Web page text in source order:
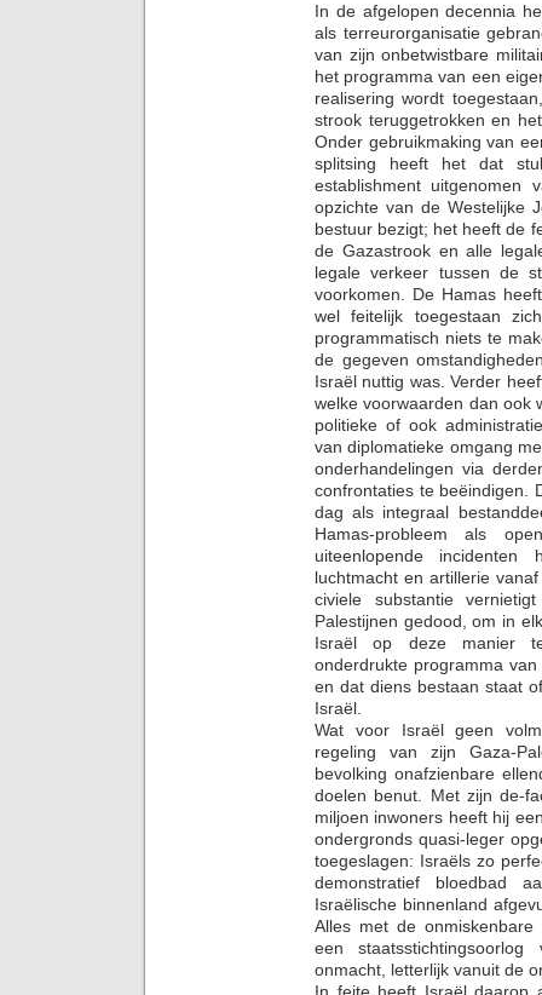
In de afgelopen decennia
als terreurorganisatie
van zijn onbetwistbare
het programma van een
realisering wordt
strook teruggetrokken en
Onder gebruikmaking van
splitsing heeft het dat
establishment uitgenomen
opzichte van de Westelijke
bestuur bezigt; het heeft de
de Gazastrook en alle
legale verkeer tussen de
voorkomen. De Hamas
wel feitelijk toegestaan
programmatisch niets te
de gegeven
Israël nuttig was. Verder
welke voorwaarden dan ook
politieke of ook
van diplomatieke omgang
onderhandelingen via
confrontaties te beëindigen.
dag als integraal
Hamas-probleem als
uiteenlopende
luchtmacht en artillerie
civiele substantie
Palestijnen gedood, om in
Israël op deze manier
onderdrukte programma
en dat diens bestaan staat
Israël.
Wat voor Israël geen
regeling van zijn Gaza-
bevolking onafzienbare
doelen benut. Met zijn de-
miljoen inwoners heeft hij
ondergronds quasi-leger
toegeslagen: Israëls zo
demonstratief bloedbad
Israëlische binnenland
Alles met de
een
onmacht, letterlijk vanuit de